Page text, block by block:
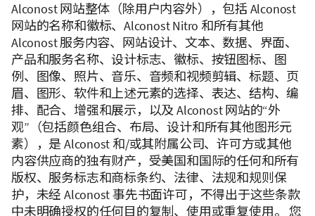
Alconost 网站整体（除用户内容外），包括 Alconost
网站的名称和徽标、Alconost Nitro 和所有其他
Alconost 服务内容、网站设计、文本、数据、界面、
产品和服务名称、设计标志、徽标、按钮图标、图
例、图像、照片、音乐、音频和视频剪辑、标题、页
眉、图形、软件和上述元素的选择、表达、结构、编
排、配合、增强和展示，以及 Alconost 网站的“外
观”（包括颜色组合、布局、设计和所有其他图形元
素），是 Alconost 和/或其附属公司、许可方或其他
内容供应商的独有财产，受美国和国际的任何和所有
版权、服务标志和商标条约、法律、法规和规则保
护，未经 Alconost 事先书面许可，不得出于这些条款
中未明确授权的任何目的复制、使用或重复使用。 您